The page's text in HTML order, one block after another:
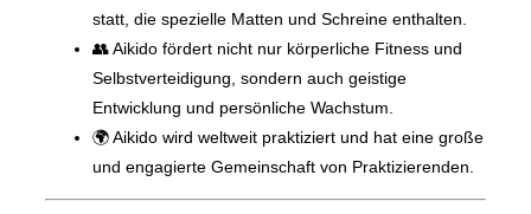
statt, die spezielle Matten und Schreine enthalten.
👥 Aikido fördert nicht nur körperliche Fitness und
Selbstverteidigung, sondern auch geistige
Entwicklung und persönliche Wachstum.
🌍 Aikido wird weltweit praktiziert und hat eine große
und engagierte Gemeinschaft von Praktizierenden.